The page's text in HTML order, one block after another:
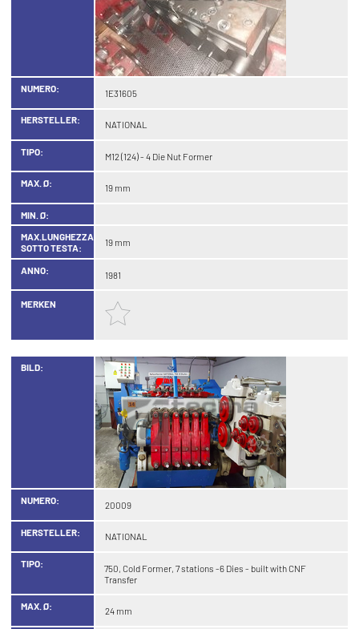
NUMERO: 1E31605
HERSTELLER: NATIONAL
TIPO: M12 (124) - 4 Die Nut Former
MAX. Ø: 19 mm
MIN. Ø:
MAX.LUNGHEZZA
SOTTO TESTA:
19 mm
ANNO: 1981
MERKEN
BILD:
NUMERO: 20009
HERSTELLER: NATIONAL
TIPO:
750, Cold Former, 7 stations -6 Dies - built with CNF
Transfer
MAX. Ø: 24 mm